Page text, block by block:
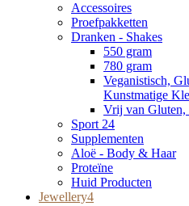
Accessoires
Proefpakketten
Dranken - Shakes
550 gram
780 gram
Veganistisch,
Kunstmatige
Vrij van Gluten,
Sport 24
Supplementen
Aloë - Body & Haar
Proteïne
Huid Producten
Jewellery4